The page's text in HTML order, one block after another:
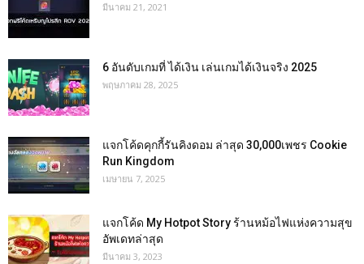
มีนาคม 21, 2021
6 อันดับเกมที่ ได้เงิน เล่นเกมได้เงินจริง 2025
พฤษภาคม 28, 2025
แจกโค้ดคุกกี้รันคิงดอม ล่าสุด 30,000เพชร Cookie
Run Kingdom
เมษายน 7, 2025
แจกโค้ด My Hotpot Story ร้านหม้อไฟแห่งความสุข
อัพเดทล่าสุด
มีนาคม 3, 2023